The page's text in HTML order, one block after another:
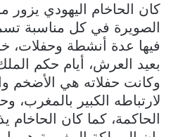
كان الحاخام اليهودي
الصويرة في كل مناسبة
فيها عدة أنشطة وحفلات،
بعيد العرش، أيام حكم
وكانت حفلاته هي الأضخم
لارتباطه الكبير بالمغرب،
الحاكمة، كما كان الحاخام